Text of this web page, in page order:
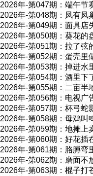
2026年-第047期：端午节
2026年-第048期：凤有凤
2026年-第049期：面具店
2026年-第050期：葵花的
2026年-第051期：拉了弦
2026年-第052期：蛋壳里
2026年-第053期：掉进水
2026年-第054期：酒里下
2026年-第055期：二亩半
2026年-第056期：电视广
2026年-第057期：杯弓蛇
2026年-第058期：母鸡叫
2026年-第059期：地摊上
2026年-第060期：好花插
2026年-第061期：胳膊弯
2026年-第062期：磨面不
2026年-第063期：棍子打